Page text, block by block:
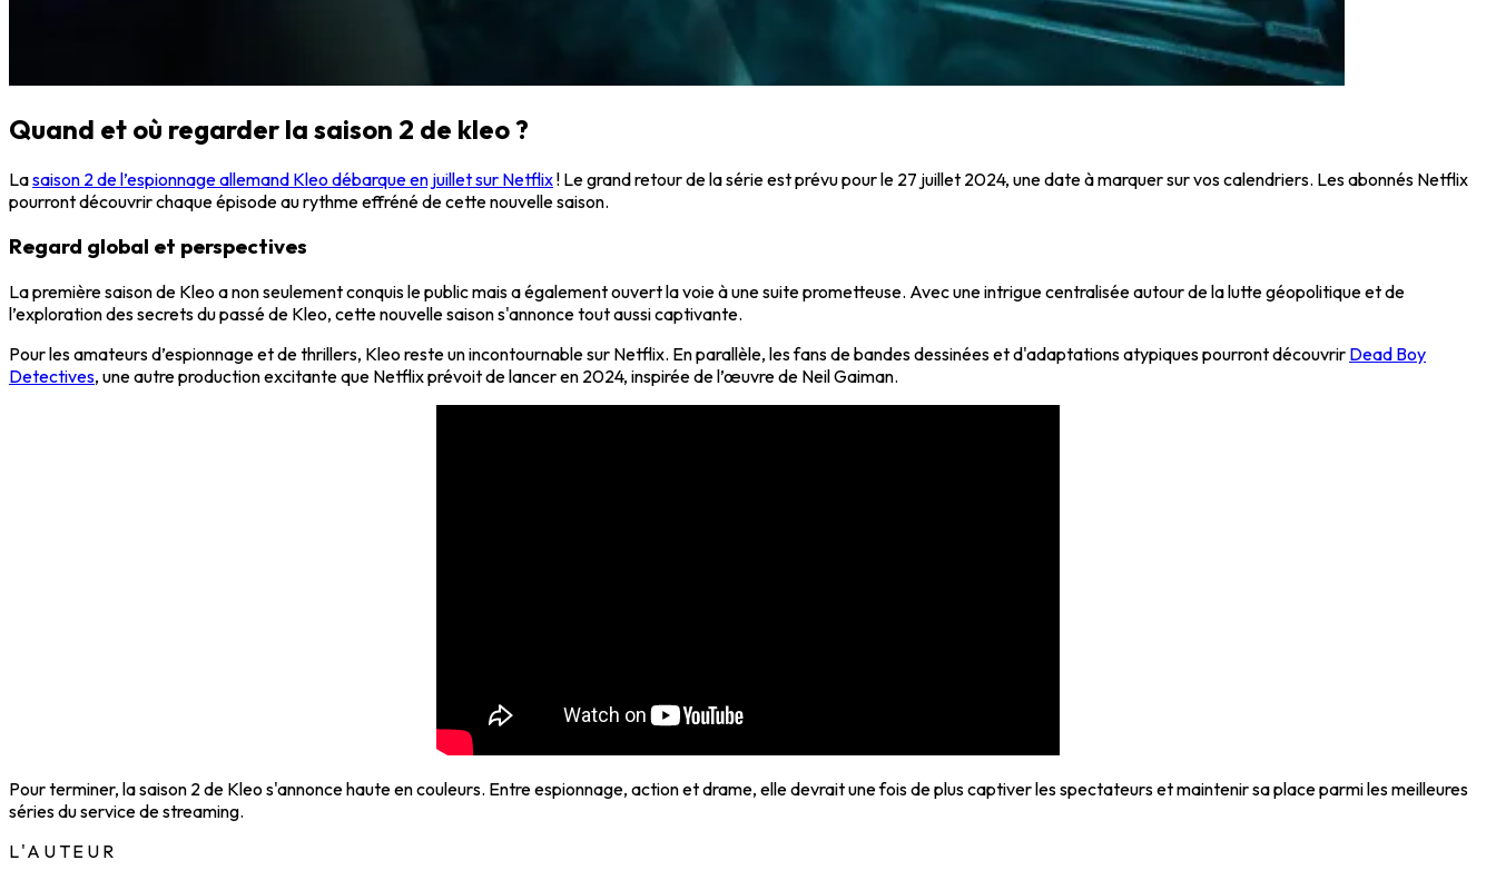
Quand et où regarder la saison 2 de kleo ?
Lasaison 2 de l’espionnage allemand Kleo débarque en juillet sur Netflix! Le grand retour de la série est prévu pour le 27 juillet 2024, une date à marquer sur vos calendriers. Les abonnés Netflix
pourront découvrir chaque épisode au rythme effréné de cette nouvelle saison.
Regard global et perspectives
La première saison de Kleo a non seulement conquis le public mais a également ouvert la voie à une suite prometteuse. Avec une intrigue centralisée autour de la lutte géopolitique et de
l’exploration des secrets du passé de Kleo, cette nouvelle saison s'annonce tout aussi captivante.
Pour les amateurs d’espionnage et de thrillers, Kleo reste un incontournable sur Netflix. En parallèle, les fans de bandes dessinées et d'adaptations atypiques pourront découvrir Dead Boy
Detectives, une autre production excitante que Netflix prévoit de lancer en 2024, inspirée de l’œuvre de Neil Gaiman.
Pour terminer, la saison 2 de Kleo s'annonce haute en couleurs. Entre espionnage, action et drame, elle devrait une fois de plus captiver les spectateurs et maintenir sa place parmi les meilleures
séries du service de streaming.
L'AUTEUR